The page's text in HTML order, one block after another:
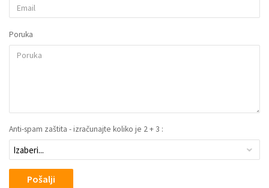
Poruka
Anti-spam zaštita - izračunajte koliko je 2 + 3 :
Pošalji